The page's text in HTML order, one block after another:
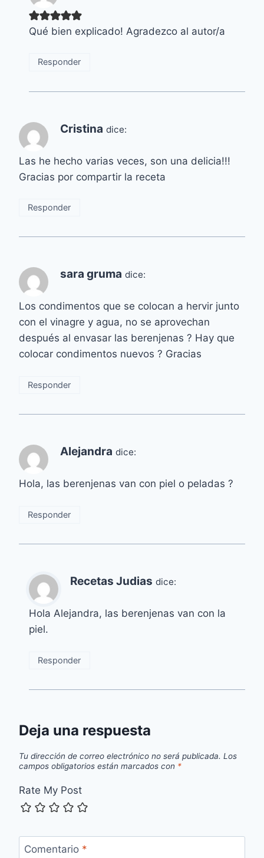
Qué bien explicado! Agradezco al autor/a
Responder
Cristina dice:
Las he hecho varias veces, son una delicia!!!
Gracias por compartir la receta
Responder
sara gruma dice:
Los condimentos que se colocan a hervir junto
con el vinagre y agua, no se aprovechan
después al envasar las berenjenas ? Hay que
colocar condimentos nuevos ? Gracias
Responder
Alejandra dice:
Hola, las berenjenas van con piel o peladas ?
Responder
Recetas Judias dice:
Hola Alejandra, las berenjenas van con la
piel.
Responder
Deja una respuesta
Tu dirección de correo electrónico no será publicada. Los
campos obligatorios están marcados con *
Rate My Post
Comentario *